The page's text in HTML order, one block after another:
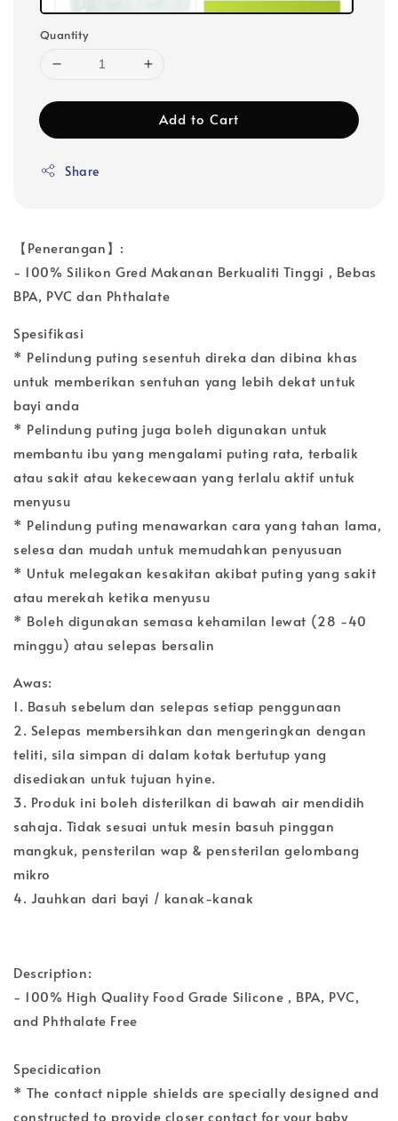
Quantity
Add to Cart
Share
【Penerangan】:
- 100% Silikon Gred Makanan Berkualiti Tinggi , Bebas
BPA, PVC dan Phthalate
Spesifikasi
* Pelindung puting sesentuh direka dan dibina khas
untuk memberikan sentuhan yang lebih dekat untuk
bayi anda
* Pelindung puting juga boleh digunakan untuk
membantu ibu yang mengalami puting rata, terbalik
atau sakit atau kekecewaan yang terlalu aktif untuk
menyusu
* Pelindung puting menawarkan cara yang tahan lama,
selesa dan mudah untuk memudahkan penyusuan
* Untuk melegakan kesakitan akibat puting yang sakit
atau merekah ketika menyusu
* Boleh digunakan semasa kehamilan lewat (28 -40
minggu) atau selepas bersalin
Awas:
1. Basuh sebelum dan selepas setiap penggunaan
2. Selepas membersihkan dan mengeringkan dengan
teliti, sila simpan di dalam kotak bertutup yang
disediakan untuk tujuan hyine.
3. Produk ini boleh disterilkan di bawah air mendidih
sahaja. Tidak sesuai untuk mesin basuh pinggan
mangkuk, pensterilan wap & pensterilan gelombang
mikro
4. Jauhkan dari bayi / kanak-kanak
Description:
- 100% High Quality Food Grade Silicone , BPA, PVC,
and Phthalate Free
Specidication
* The contact nipple shields are specially designed and
constructed to provide closer contact for your baby